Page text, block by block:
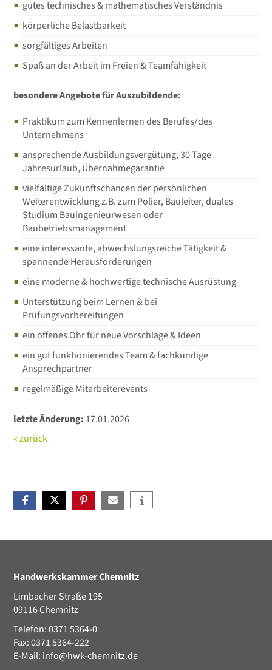
gutes technisches & mathematisches Verständnis
körperliche Belastbarkeit
sorgfältiges Arbeiten
Spaß an der Arbeit im Freien & Teamfähigkeit
besondere Angebote für Auszubildende:
Praktikum zum Kennenlernen des Berufes/des
Unternehmens
ansprechende Ausbildungsvergütung, 30 Tage
Jahresurlaub, Übernahmegarantie
vielfältige Zukunftschancen der persönlichen
Weiterentwicklung z.B. zum Polier, Bauleiter, duales
Studium Bauingenieurwesen oder
Baubetriebsmanagement
eine interessante, abwechslungsreiche Tätigkeit &
spannende Herausforderungen
eine moderne & hochwertige technische Ausrüstung
Unterstützung beim Lernen & bei
Prüfungsvorbereitungen
ein offenes Ohr für neue Vorschläge & Ideen
ein gut funktionierendes Team & fachkundige
Ansprechpartner
regelmäßige Mitarbeiterevents
letzte Änderung: 17.01.2026
« zurück
Handwerkskammer Chemnitz
Limbacher Straße 195
09116 Chemnitz
Telefon: 0371 5364-0
Fax: 0371 5364-222
E-Mail: info@hwk-chemnitz.de